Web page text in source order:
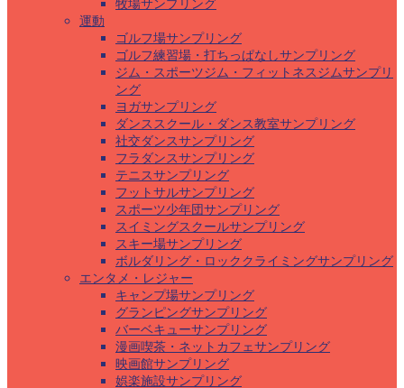
牧場サンプリング
運動
ゴルフ場サンプリング
ゴルフ練習場・打ちっぱなしサンプリング
ジム・スポーツジム・フィットネスジムサンプリ
ング
ヨガサンプリング
ダンススクール・ダンス教室サンプリング
社交ダンスサンプリング
フラダンスサンプリング
テニスサンプリング
フットサルサンプリング
スポーツ少年団サンプリング
スイミングスクールサンプリング
スキー場サンプリング
ボルダリング・ロッククライミングサンプリング
エンタメ・レジャー
キャンプ場サンプリング
グランピングサンプリング
バーベキューサンプリング
漫画喫茶・ネットカフェサンプリング
映画館サンプリング
娯楽施設サンプリング